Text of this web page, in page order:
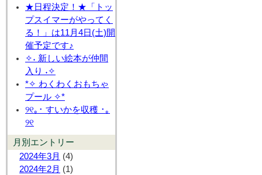
★日程決定！★「トッ
プスイマーがやってく
る！」は11月4日(土)開
催予定です♪
✧˖ 新しい絵本が仲間
入り ˖✧
*✧ わくわくおもちゃ
プール ✧*
୨୧｡･ すいかを収穫 ･｡
୨୧
月別エントリー
2024年3月 (4)
2024年2月 (1)